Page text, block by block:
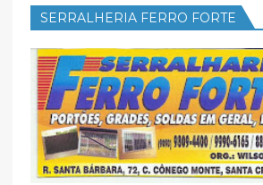
SERRALHERIA FERRO FORTE